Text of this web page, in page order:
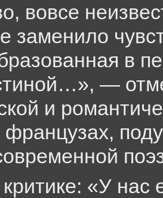
вовсе
заменило
в
—
и
«У нас